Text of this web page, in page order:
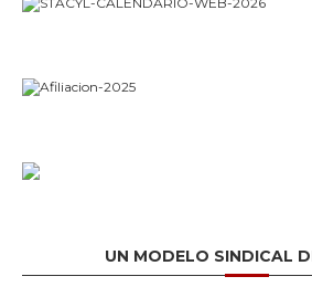
UN MODELO SINDICAL